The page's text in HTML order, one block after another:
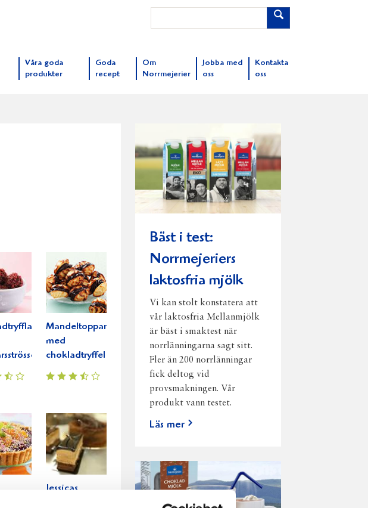
Våra goda
produkter
Goda
recept
Om
Norrmejerier
Jobba med
oss
Kontakta
oss
Mandeltoppar
med
chokladtryffel
Jessicas
Bäst i test:
Norrmejeriers
laktosfria mjölk
Vi kan stolt konstatera att
vår laktosfria Mellanmjölk
är bäst i smaktest när
norrlänningarna sagt sitt.
Fler än 200 norrlänningar
fick deltog vid
provsmakningen. Vår
produkt vann testet.
Läs mer